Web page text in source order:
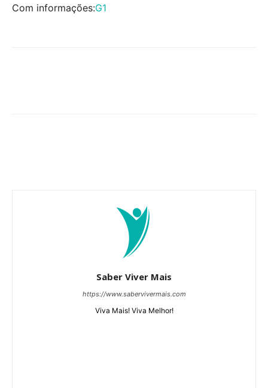
Com informações:G1
Saber Viver Mais
https://www.sabervivermais.com
Viva Mais! Viva Melhor!